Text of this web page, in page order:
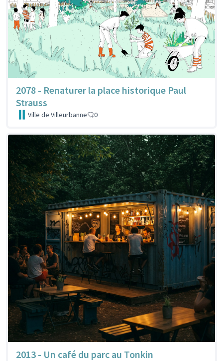
2078 - Renaturer la place historique Paul
Strauss
Ville de Villeurbanne 0
2013 - Un café du parc au Tonkin